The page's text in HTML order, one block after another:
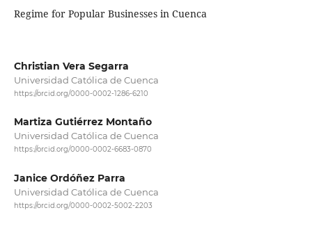
Regime for Popular Businesses in Cuenca
Christian Vera Segarra
Universidad Católica de Cuenca
https://orcid.org/0000-0002-1286-6210
Martiza Gutiérrez Montaño
Universidad Católica de Cuenca
https://orcid.org/0000-0002-6683-0870
Janice Ordóñez Parra
Universidad Católica de Cuenca
https://orcid.org/0000-0002-5002-2203